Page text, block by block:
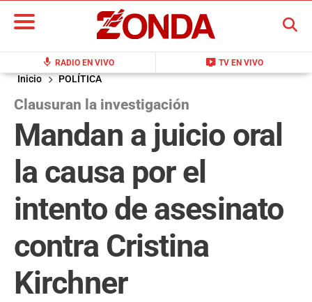
mic RADIO EN VIVO live_tv TV EN VIVO
BUSCAR
Inicio POLÍTICA
Clausuran la investigación
Mandan a juicio oral
la causa por el
intento de asesinato
contra Cristina
Kirchner